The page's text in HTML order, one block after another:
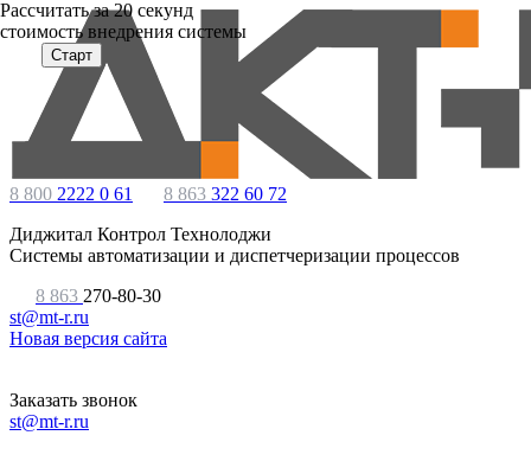
8 800 2222 0 61 8 863 322 60 72
Диджитал Контрол Технолоджи
Системы автоматизации и диспетчеризации процессов
8 863 270-80-30
st@mt-r.ru
Новая версия сайта
Заказать звонок
st@mt-r.ru
Расcчитать за 20 секунд
стоимость внедрения системы
Старт